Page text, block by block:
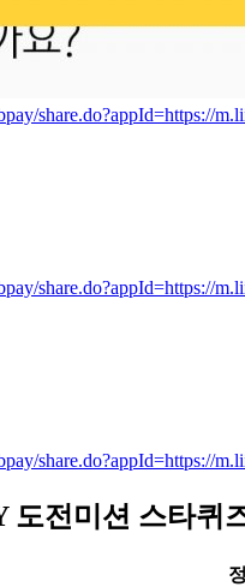
share.do?appId=https://
share.do?appId=https://
share.do?appId=https://
도전미션 스타퀴